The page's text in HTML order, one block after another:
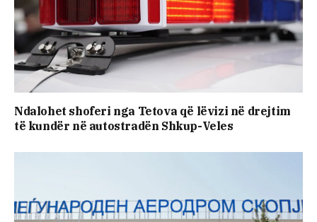
Ndalohet shoferi nga Tetova që lëvizi në drejtim
të kundër në autostradën Shkup-Veles